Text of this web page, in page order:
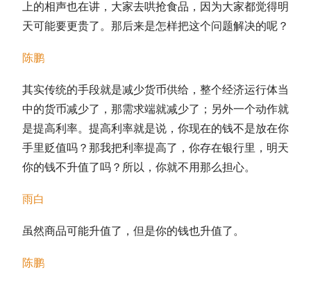
上的相声也在讲，大家去哄抢食品，因为大家都觉得明
天可能要更贵了。那后来是怎样把这个问题解决的呢？
陈鹏
其实传统的手段就是减少货币供给，整个经济运行体当
中的货币减少了，那需求端就减少了；另外一个动作就
是提高利率。提高利率就是说，你现在的钱不是放在你
手里贬值吗？那我把利率提高了，你存在银行里，明天
你的钱不升值了吗？所以，你就不用那么担心。
雨白
虽然商品可能升值了，但是你的钱也升值了。
陈鹏